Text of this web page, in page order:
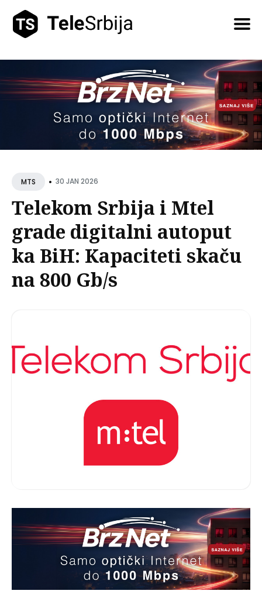
MTS • 30 JAN 2026
Telekom Srbija i Mtel
grade digitalni autoput
ka BiH: Kapaciteti skaču
na 800 Gb/s